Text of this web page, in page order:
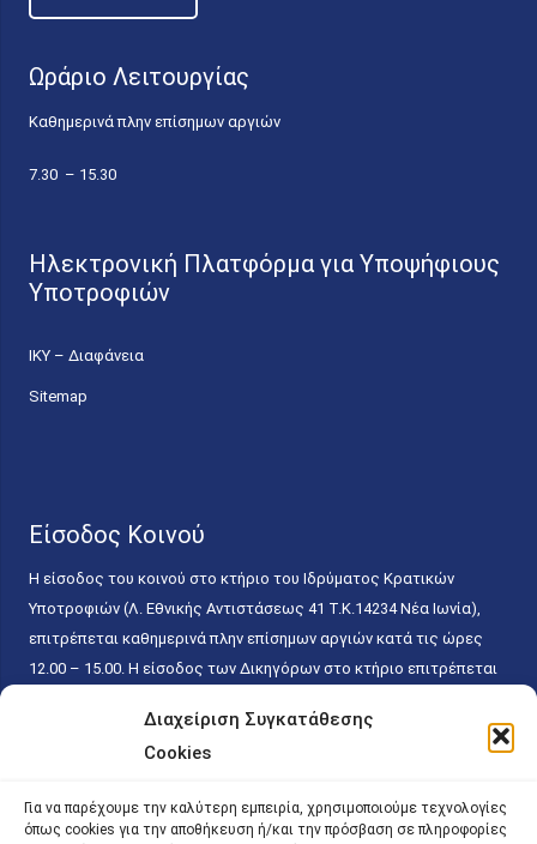
Διαχείριση Συγκατάθεσης
Cookies
Για να παρέχουμε την καλύτερη εμπειρία, χρησιμοποιούμε τεχνολογίες
όπως cookies για την αποθήκευση ή/και την πρόσβαση σε πληροφορίες
Ωράριο Λειτουργίας
Καθημερινά πλην επίσημων αργιών
7.30 – 15.30
Ηλεκτρονική Πλατφόρμα για Υποψήφιους
Υποτροφιών
ΙΚΥ – Διαφάνεια
Sitemap
Είσοδος Κοινού
Η είσοδος του κοινού στο κτήριο του Ιδρύματος Κρατικών
Υποτροφιών (Λ. Εθνικής Αντιστάσεως 41 T.K.14234 Νέα Ιωνία),
επιτρέπεται καθημερινά πλην επίσημων αργιών κατά τις ώρες
12.00 – 15.00. Η είσοδος των Δικηγόρων στο κτήριο επιτρέπεται
κάθε εργάσιμη ημέρα και ώρα χωρίς κανέναν χρονικό ή άλλο
περιορισμό. Η είσοδος του κοινού ειδικά στο γραφείο του
15.00. Η εξυπηρέτηση του κοινού πραγματοποιείται βάσει των